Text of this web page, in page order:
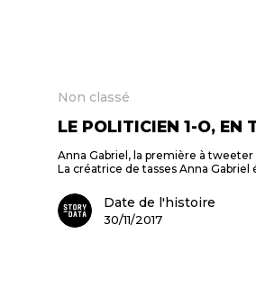
Non classé
LE POLITICIEN 1-O, EN
Anna Gabriel, la première à tweeter
La créatrice de tasses Anna Gabriel
Date de l'histoire
30/11/2017